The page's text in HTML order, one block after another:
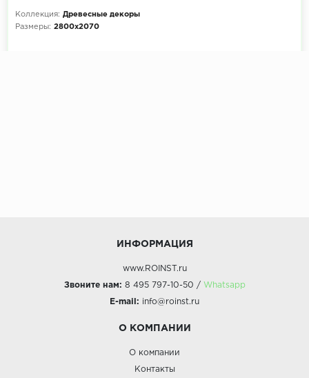
Коллекция: Древесные декоры
Размеры: 2800x2070
ИНФОРМАЦИЯ
www.ROINST.ru
Звоните нам: 8 495 797-10-50 / Whatsapp
E-mail: info@roinst.ru
О КОМПАНИИ
О компании
Контакты